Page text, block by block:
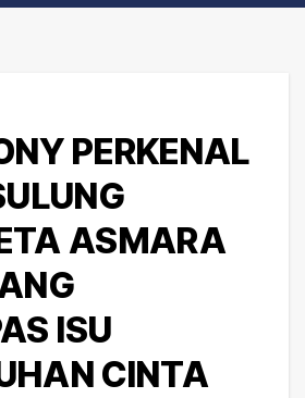
PERKENAL
ASMARA
ISU
CINTA